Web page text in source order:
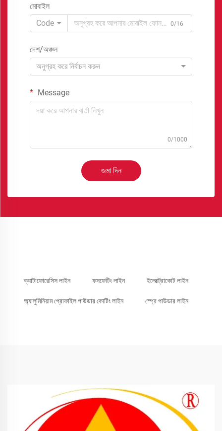
মোবাইল
Code
0/16
দেশ/অঞ্চল
অনুগ্রহ করে নির্বাচন করুন
Message
0/1000
জমা দিন
ক্যাটাফোরেসিস লাইন ফসফেটিং লাইন ইলেক্ট্রোকোট লাইন
অ্যালুমিনিয়াম প্রোফাইল পাউডার কোটিং লাইন স্প্রে পাউডার লাইন